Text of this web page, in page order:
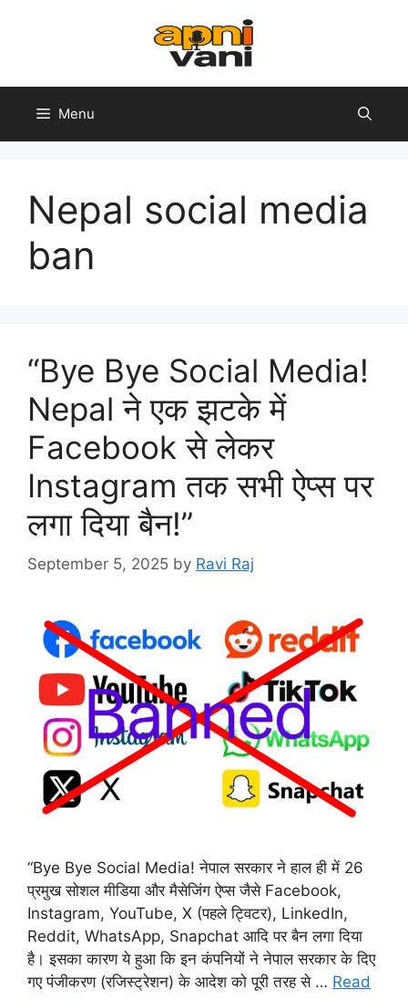
Menu
Nepal social media
ban
“Bye Bye Social Media!
Nepal ने एक झटके में
Facebook से लेकर
Instagram तक सभी ऐप्स पर
लगा दिया बैन!”
September 5, 2025 by Ravi Raj
“Bye Bye Social Media! नेपाल सरकार ने हाल ही में 26
प्रमुख सोशल मीडिया और मैसेजिंग ऐप्स जैसे Facebook,
Instagram, YouTube, X (पहले ट्विटर), LinkedIn,
Reddit, WhatsApp, Snapchat आदि पर बैन लगा दिया
है। इसका कारण ये हुआ कि इन कंपनियों ने नेपाल सरकार के दिए
गए पंजीकरण (रजिस्ट्रेशन) के आदेश को पूरी तरह से … Read